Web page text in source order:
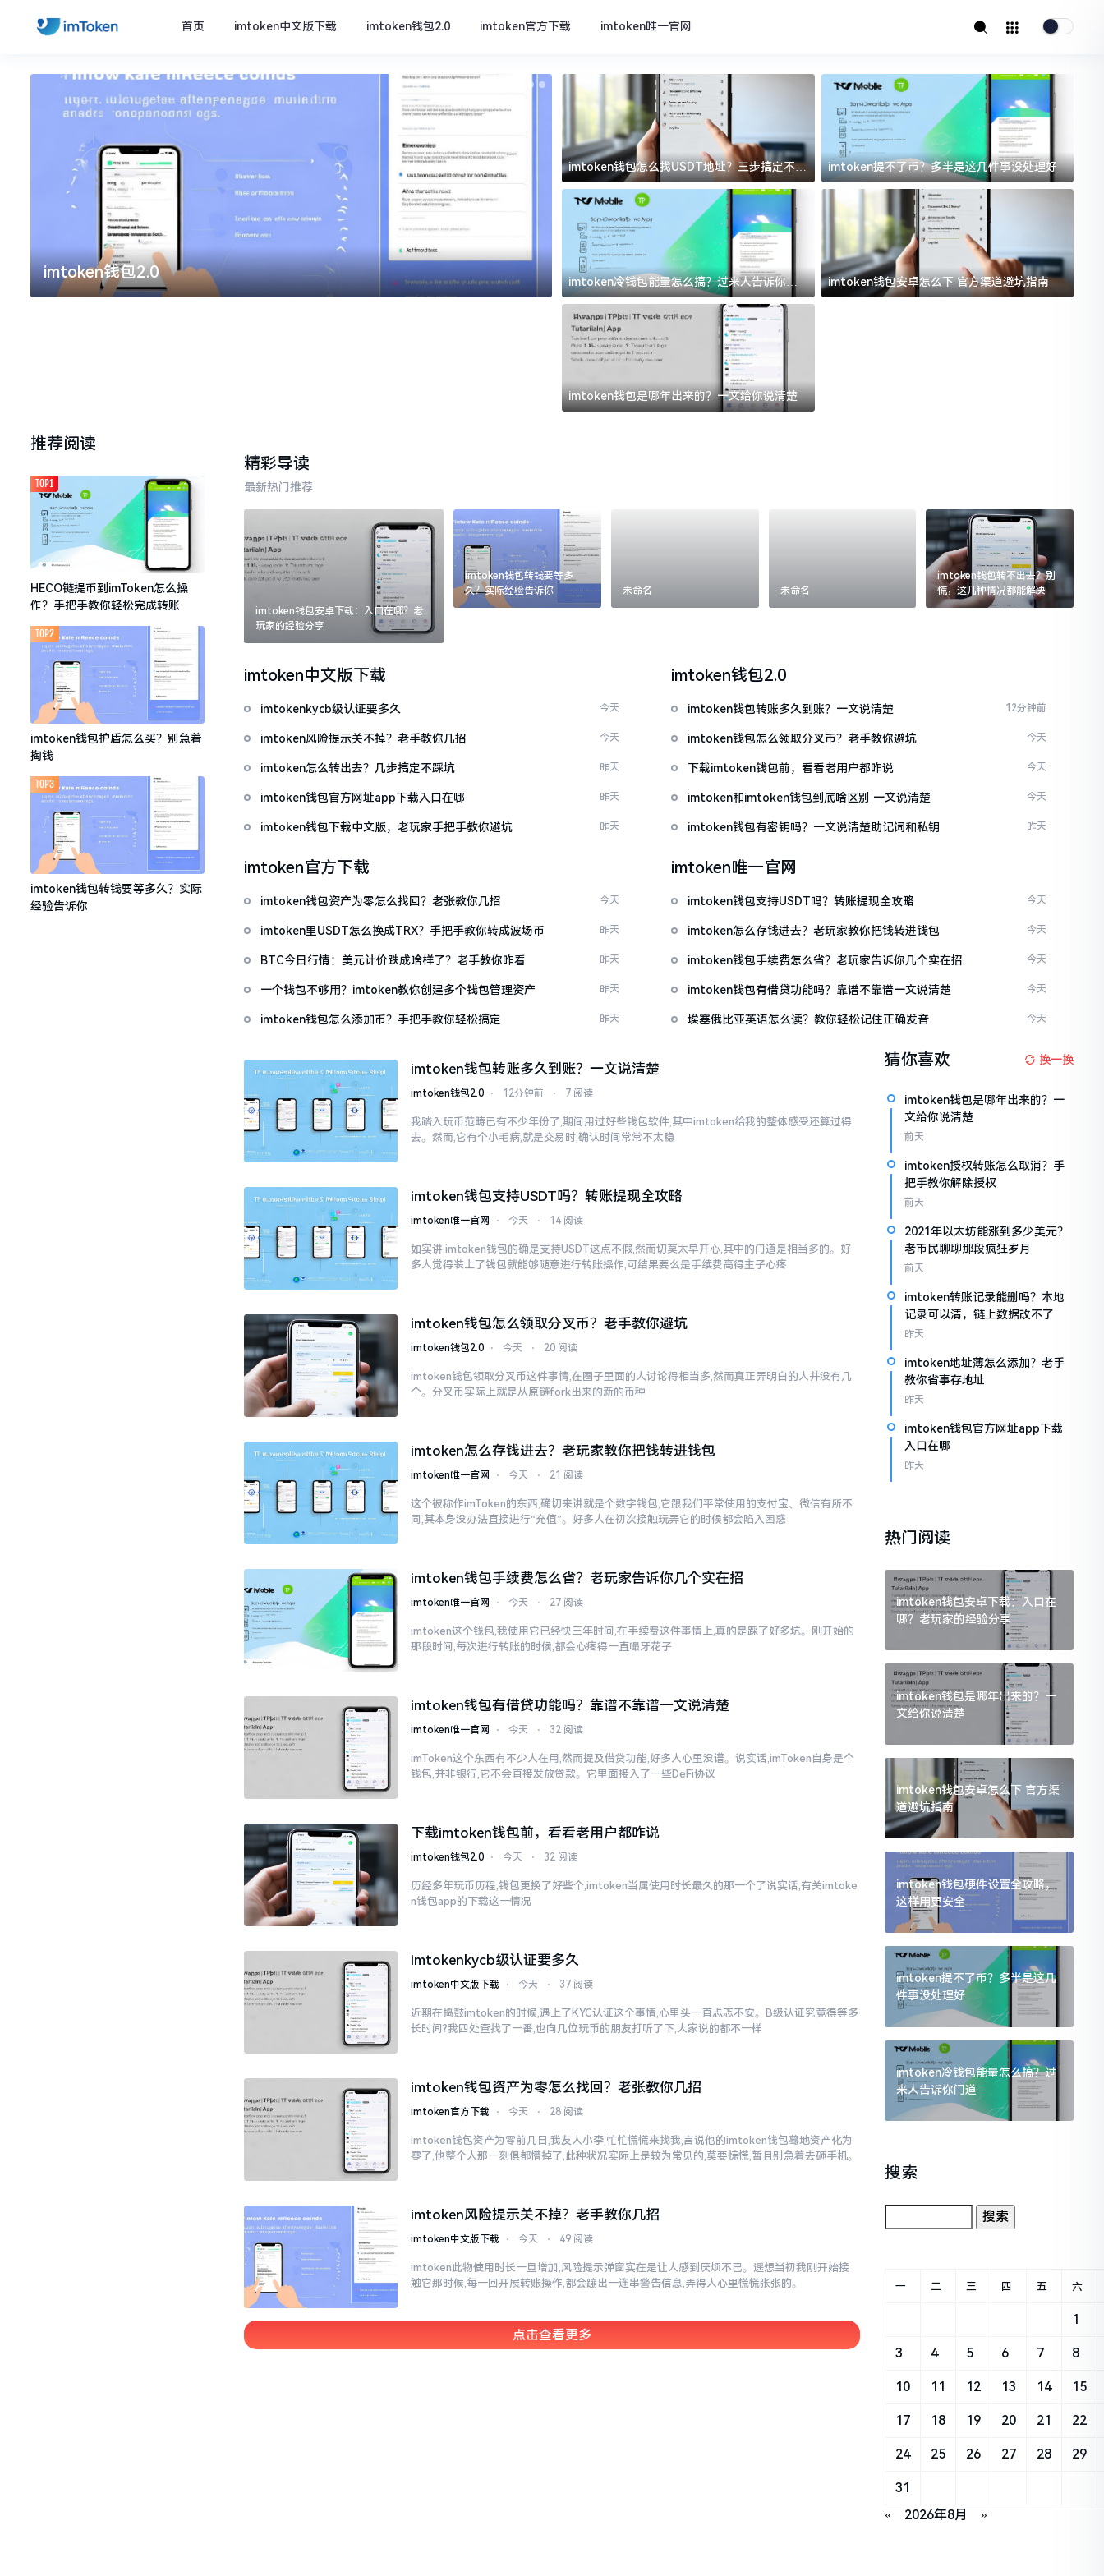
首页 imtoken中文版下载 imtoken钱包2.0 imtoken官方下载 imtoken唯一官网
imtoken钱包2.0 imtoken官方下载
imtoken钱包怎么找USDT地址？三步搞定不踩
坑
imtoken提不了币？多半是这几件事没处理好
imtoken冷钱包能量怎么搞？过来人告诉你门
道
imtoken钱包安卓怎么下 官方渠道避坑指南
imtoken钱包是哪年出来的？一文给你说清楚
推荐阅读
HECO链提币到imToken怎么操
作？手把手教你轻松完成转账
TOP1
imtoken钱包护盾怎么买？别急着
掏钱
TOP2
imtoken钱包转钱要等多久？实际
经验告诉你
TOP3
精彩导读
最新热门推荐
imtoken钱包安卓下载：入口在哪？老
玩家的经验分享
imtoken钱包转钱要等多
久？实际经验告诉你
未命名 未命名
imtoken钱包转不出去？别
慌，这几种情况都能解决
imtoken中文版下载
imtokenkycb级认证要多久 今天
imtoken风险提示关不掉？老手教你几招 今天
imtoken怎么转出去？几步搞定不踩坑 昨天
imtoken钱包官方网址app下载入口在哪 昨天
imtoken钱包下载中文版，老玩家手把手教你避坑 昨天
imtoken钱包2.0
imtoken钱包转账多久到账？一文说清楚 12分钟前
imtoken钱包怎么领取分叉币？老手教你避坑 今天
下载imtoken钱包前，看看老用户都咋说 今天
imtoken和imtoken钱包到底啥区别 一文说清楚 今天
imtoken钱包有密钥吗？一文说清楚助记词和私钥 昨天
imtoken官方下载
imtoken钱包资产为零怎么找回？老张教你几招 今天
imtoken里USDT怎么换成TRX？手把手教你转成波场币 昨天
BTC今日行情：美元计价跌成啥样了？老手教你咋看 昨天
一个钱包不够用？imtoken教你创建多个钱包管理资产 昨天
imtoken钱包怎么添加币？手把手教你轻松搞定 昨天
imtoken唯一官网
imtoken钱包支持USDT吗？转账提现全攻略 今天
imtoken怎么存钱进去？老玩家教你把钱转进钱包 今天
imtoken钱包手续费怎么省？老玩家告诉你几个实在招 今天
imtoken钱包有借贷功能吗？靠谱不靠谱一文说清楚 今天
埃塞俄比亚英语怎么读？教你轻松记住正确发音 今天
imtoken钱包转账多久到账？一文说清楚
imtoken钱包2.0 ⋅ 12分钟前 ⋅ 7 阅读
我踏入玩币范畴已有不少年份了,期间用过好些钱包软件,其中imtoken给我的整体感受还算过得
去。然而,它有个小毛病,就是交易时,确认时间常常不太稳
imtoken钱包支持USDT吗？转账提现全攻略
imtoken唯一官网 ⋅ 今天 ⋅ 14 阅读
如实讲,imtoken钱包的确是支持USDT这点不假,然而切莫太早开心,其中的门道是相当多的。好
多人觉得装上了钱包就能够随意进行转账操作,可结果要么是手续费高得主子心疼
imtoken钱包怎么领取分叉币？老手教你避坑
imtoken钱包2.0 ⋅ 今天 ⋅ 20 阅读
imtoken钱包领取分叉币这件事情,在圈子里面的人讨论得相当多,然而真正弄明白的人并没有几
个。分叉币实际上就是从原链fork出来的新的币种
imtoken怎么存钱进去？老玩家教你把钱转进钱包
imtoken唯一官网 ⋅ 今天 ⋅ 21 阅读
这个被称作imToken的东西,确切来讲就是个数字钱包,它跟我们平常使用的支付宝、微信有所不
同,其本身没办法直接进行“充值”。好多人在初次接触玩弄它的时候都会陷入困惑
imtoken钱包手续费怎么省？老玩家告诉你几个实在招
imtoken唯一官网 ⋅ 今天 ⋅ 27 阅读
imtoken这个钱包,我使用它已经快三年时间,在手续费这件事情上,真的是踩了好多坑。刚开始的
那段时间,每次进行转账的时候,都会心疼得一直嘬牙花子
imtoken钱包有借贷功能吗？靠谱不靠谱一文说清楚
imtoken唯一官网 ⋅ 今天 ⋅ 32 阅读
imToken这个东西有不少人在用,然而提及借贷功能,好多人心里没谱。说实话,imToken自身是个
钱包,并非银行,它不会直接发放贷款。它里面接入了一些DeFi协议
下载imtoken钱包前，看看老用户都咋说
imtoken钱包2.0 ⋅ 今天 ⋅ 32 阅读
历经多年玩币历程,钱包更换了好些个,imtoken当属使用时长最久的那一个了说实话,有关imtoke
n钱包app的下载这一情况
imtokenkycb级认证要多久
imtoken中文版下载 ⋅ 今天 ⋅ 37 阅读
近期在捣鼓imtoken的时候,遇上了KYC认证这个事情,心里头一直忐忑不安。B级认证究竟得等多
长时间?我四处查找了一番,也向几位玩币的朋友打听了下,大家说的都不一样
imtoken钱包资产为零怎么找回？老张教你几招
imtoken官方下载 ⋅ 今天 ⋅ 28 阅读
imtoken钱包资产为零前几日,我友人小李,忙忙慌慌来找我,言说他的imtoken钱包蓦地资产化为
零了,他整个人那一刻俱都懵掉了,此种状况实际上是较为常见的,莫要惊慌,暂且别急着去砸手机。
imtoken风险提示关不掉？老手教你几招
imtoken中文版下载 ⋅ 今天 ⋅ 49 阅读
imtoken此物使用时长一旦增加,风险提示弹窗实在是让人感到厌烦不已。遥想当初我刚开始接
触它那时候,每一回开展转账操作,都会蹦出一连串警告信息,弄得人心里慌慌张张的。
点击查看更多
猜你喜欢 换一换
imtoken钱包是哪年出来的？一
文给你说清楚
前天
imtoken授权转账怎么取消？手
把手教你解除授权
前天
2021年以太坊能涨到多少美元？
老币民聊聊那段疯狂岁月
前天
imtoken转账记录能删吗？本地
记录可以清，链上数据改不了
昨天
imtoken地址薄怎么添加？老手
教你省事存地址
昨天
imtoken钱包官方网址app下载
入口在哪
昨天
热门阅读
imtoken钱包安卓下载：入口在
哪？老玩家的经验分享
imtoken钱包是哪年出来的？一
文给你说清楚
imtoken钱包安卓怎么下 官方渠
道避坑指南
imtoken钱包硬件设置全攻略，
这样用更安全
imtoken提不了币？多半是这几
件事没处理好
imtoken冷钱包能量怎么搞？过
来人告诉你门道
搜索
« 2026年8月 »
一 二 三 四 五 六
1
3 4 5 6 7 8
10 11 12 13 14 15
17 18 19 20 21 22
24 25 26 27 28 29
31